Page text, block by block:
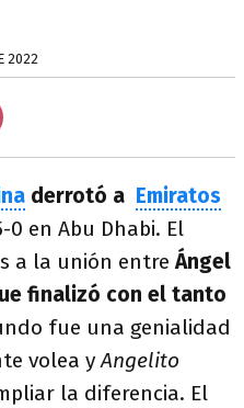
2022
derrotó a Emiratos
0 en Abu Dhabi. El
a la unión entreÁngel
finalizó con el tanto
fue una genialidad
volea yAngelito
la diferencia. El